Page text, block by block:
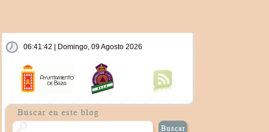
06:41:43 | Domingo, 09 Agosto 2026